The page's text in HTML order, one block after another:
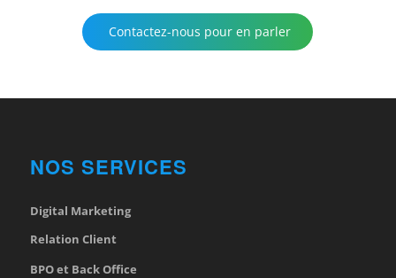
Contactez-nous pour en parler
NOS SERVICES
Digital Marketing
Relation Client
BPO et Back Office